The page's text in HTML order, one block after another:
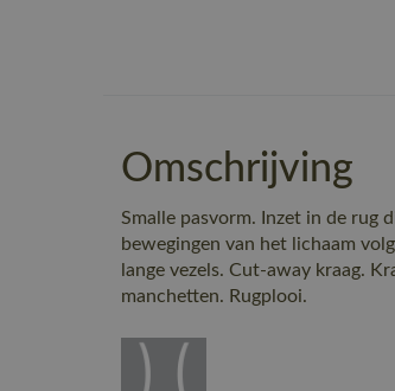
Omschrijving
Smalle pasvorm. Inzet in de rug
bewegingen van het lichaam
lange vezels. Cut-away kraag.
manchetten. Rugplooi.